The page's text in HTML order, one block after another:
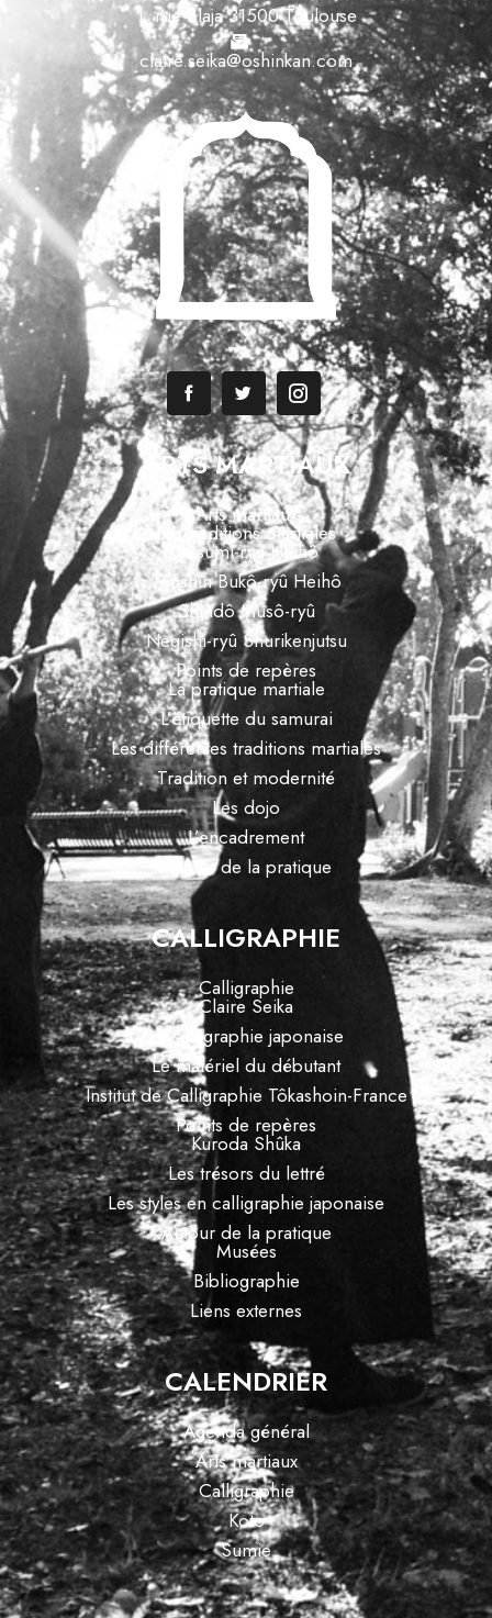
1, rue Blaja 31500 Toulouse
claire.seika@oshinkan.com
ARTS MARTIAUX
Arts martiaux
Les traditions martiales
Tatsumi-ryû Heihô
Tenshin Bukô-ryû Heihô
Shindô Musô-ryû
Negishi-ryû Shurikenjutsu
Points de repères
La pratique martiale
L’étiquette du samurai
Les différentes traditions martiales
Tradition et modernité
Les dojo
L’encadrement
Autour de la pratique
CALLIGRAPHIE
Calligraphie
Claire Seika
La calligraphie japonaise
Le matériel du débutant
Institut de Calligraphie Tôkashoin-France
Points de repères
Kuroda Shûka
Les trésors du lettré
Les styles en calligraphie japonaise
Autour de la pratique
Musées
Bibliographie
Liens externes
CALENDRIER
Agenda général
Arts martiaux
Calligraphie
Koto
Sumie